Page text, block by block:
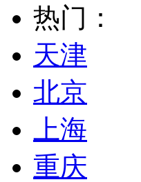
热门：
天津
北京
上海
重庆